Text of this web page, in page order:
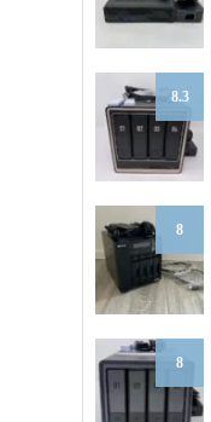
8.3
8
8